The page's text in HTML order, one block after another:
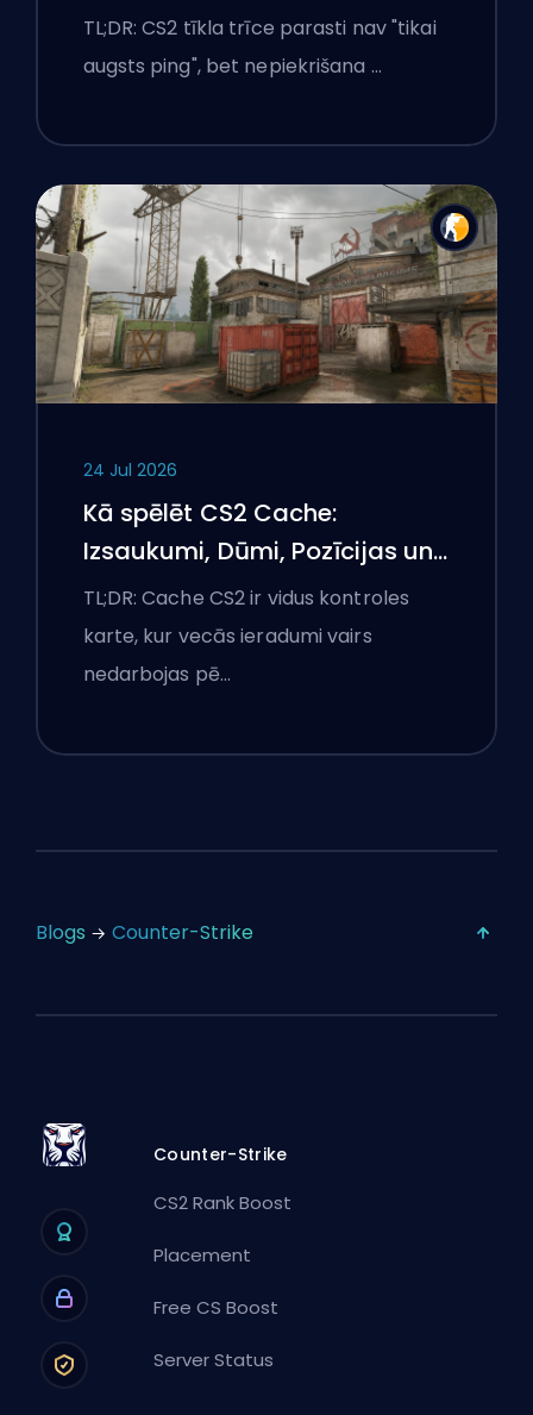
TL;DR: CS2 tīkla trīce parasti nav "tikai
augsts ping", bet nepiekrišana …
24 Jul 2026
Kā spēlēt CS2 Cache:
Izsaukumi, Dūmi, Pozīcijas un
Premjeru padomi
TL;DR: Cache CS2 ir vidus kontroles
karte, kur vecās ieradumi vairs
nedarbojas pē…
Blogs Counter-Strike
Counter-Strike
CS2 Rank Boost
Placement
Free CS Boost
Server Status